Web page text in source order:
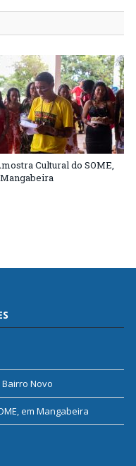
Cultural do SOME,
Novo
em Mangabeira